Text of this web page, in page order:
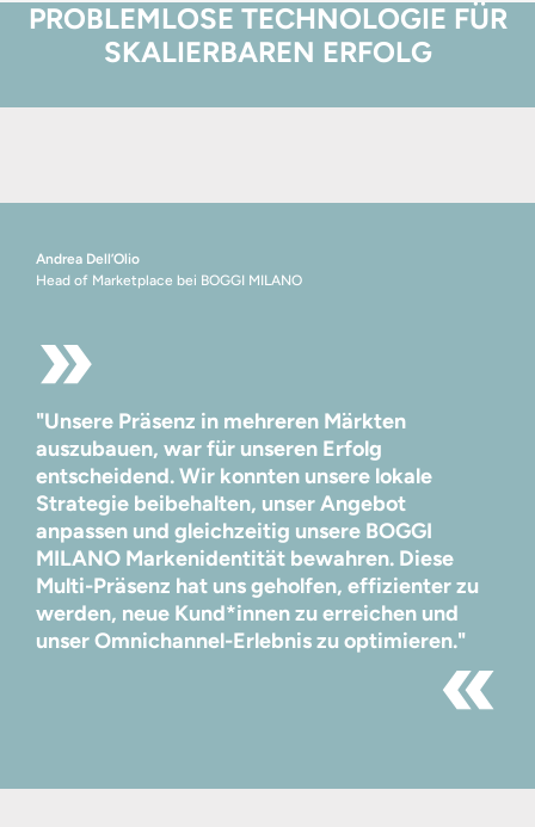
PROBLEMLOSE TECHNOLOGIE FÜR
SKALIERBAREN ERFOLG
Andrea Dell’Olio
Head of Marketplace bei BOGGI MILANO
"Unsere Präsenz in mehreren Märkten
auszubauen, war für unseren Erfolg
entscheidend. Wir konnten unsere lokale
Strategie beibehalten, unser Angebot
anpassen und gleichzeitig unsere BOGGI
MILANO Markenidentität bewahren. Diese
Multi-Präsenz hat uns geholfen, effizienter zu
werden, neue Kund*innen zu erreichen und
unser Omnichannel-Erlebnis zu optimieren."